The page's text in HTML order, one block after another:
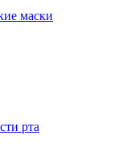
маски
рта